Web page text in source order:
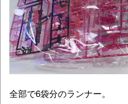
全部で6袋分のランナー。